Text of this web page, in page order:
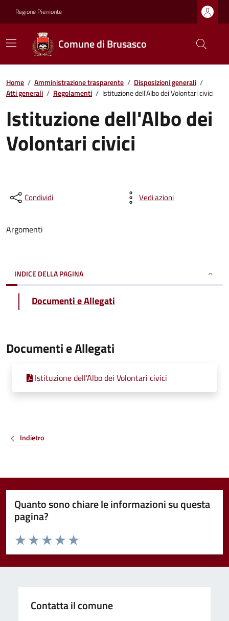
Regione Piemonte
Comune di Brusasco
Home / Amministrazione trasparente / Disposizioni generali /
Atti generali / Regolamenti / Istituzione dell'Albo dei Volontari civici
Istituzione dell'Albo dei
Volontari civici
Condividi Vedi azioni
Argomenti
INDICE DELLA PAGINA
Documenti e Allegati
Documenti e Allegati
Istituzione dell'Albo dei Volontari civici
Indietro
Quanto sono chiare le informazioni su questa
pagina?
Valuta da 1 a 5 stelle la pagina
Valuta 5 stelle su 5
Valuta 4 stelle su 5
Valuta 3 stelle su 5
Valuta 2 stelle su 5
Valuta 1 stelle su 5
Contatta il comune